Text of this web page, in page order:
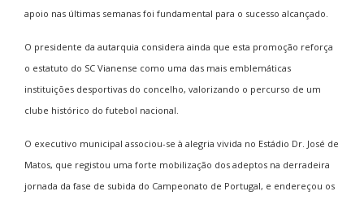
apoio nas últimas semanas foi fundamental para o sucesso alcançado.
O presidente da autarquia considera ainda que esta promoção reforça
o estatuto do SC Vianense como uma das mais emblemáticas
instituições desportivas do concelho, valorizando o percurso de um
clube histórico do futebol nacional.
O executivo municipal associou-se à alegria vivida no Estádio Dr. José de
Matos, que registou uma forte mobilização dos adeptos na derradeira
jornada da fase de subida do Campeonato de Portugal, e endereçou os